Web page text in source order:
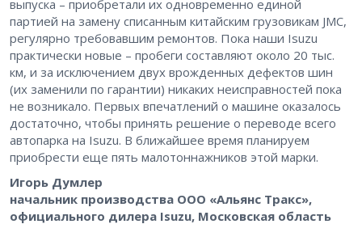
выпуска – приобретали их одновременно единой
партией на замену списанным китайским грузовикам JMC,
регулярно требовавшим ремонтов. Пока наши Isuzu
практически новые – пробеги составляют около 20 тыс.
км, и за исключением двух врожденных дефектов шин
(их заменили по гарантии) никаких неисправностей пока
не возникало. Первых впечатлений о машине оказалось
достаточно, чтобы принять решение о переводе всего
автопарка на Isuzu. В ближайшее время планируем
приобрести еще пять малотоннажников этой марки.
Игорь Думлер
начальник производства ООО «Альянс Тракс»,
официального дилера Isuzu, Московская область